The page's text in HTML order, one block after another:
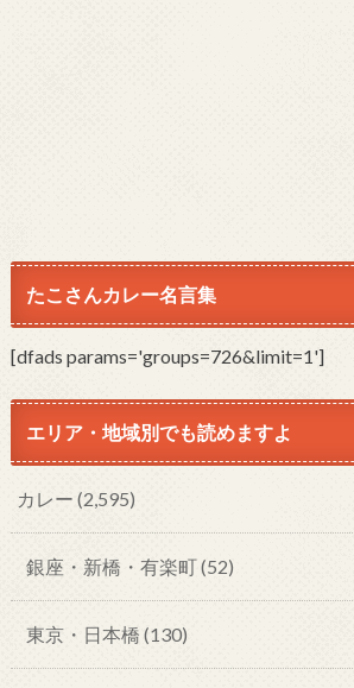
たこさんカレー名言集
[dfads params='groups=726&limit=1']
エリア・地域別でも読めますよ
カレー (2,595)
銀座・新橋・有楽町(52)
東京・日本橋 (130)